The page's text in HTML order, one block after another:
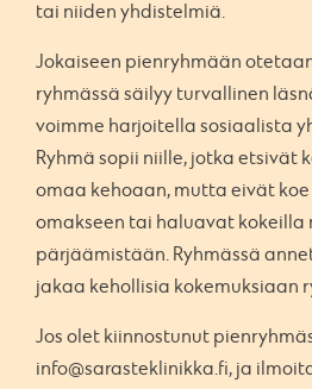
tai niiden yhdistelmiä.
Jokaiseen pienryhmään
ryhmässä säilyy turvallinen
voimme harjoitella sosiaalista
Ryhmä sopii niille, jotka etsivät
omaa kehoaan, mutta eivät
omakseen tai haluavat kokeilla
pärjäämistään. Ryhmässä
jakaa kehollisia kokemuksiaan
Jos olet kiinnostunut
info@sarasteklinikka.fi, ja